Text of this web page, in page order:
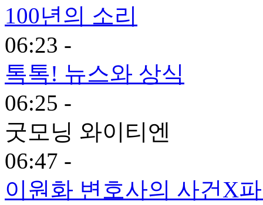
100년의 소리
06:23 -
톡톡! 뉴스와 상식
06:25 -
굿모닝 와이티엔
06:47 -
이원화 변호사의 사건X